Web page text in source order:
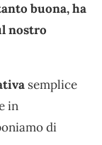
buona, ha
nostro
semplice
in
di